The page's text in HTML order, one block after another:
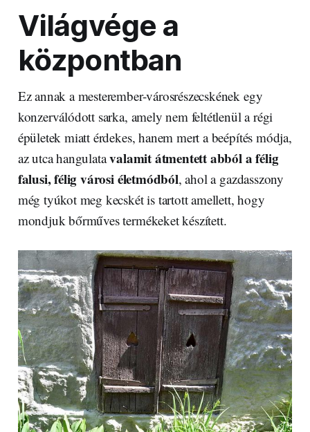
Világvége a
központban
Ez annak a mesterember-városrészecskének egy
konzerválódott sarka, amely nem feltétlenül a régi
épületek miatt érdekes, hanem mert a beépítés módja,
az utca hangulatavalamit átmentett abból a félig
falusi, félig városi életmódból, ahol a gazdasszony
még tyúkot meg kecskét is tartott amellett, hogy
mondjuk bőrműves termékeket készített.